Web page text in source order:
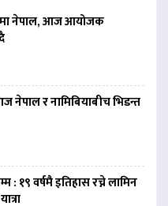
नेपाल, आज आयोजक
नेपाल र नामिबियाबीच भिडन्त
: १९ वर्षमै इतिहास रच्ने लामिन